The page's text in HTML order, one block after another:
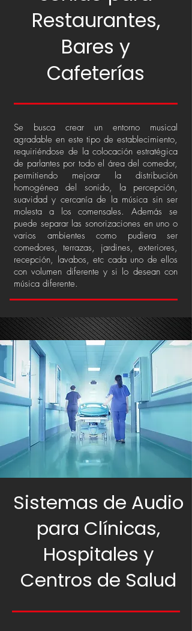
Restaurantes,
Bares y
Cafeterías
Se busca crear un entorno musical
agradable en este tipo de establecimiento,
requiriéndose de la colocación estratégica
de parlantes por todo el área del comedor,
permitiendo mejorar la distribución
homogénea del sonido, la percepción,
suavidad y cercanía de la música sin ser
molesta a los comensales. Además se
puede separar las sonorizaciones en uno o
varios ambientes como pudiera ser
comedores, terrazas, jardines, exteriores,
recepción, lavabos, etc cada uno de ellos
con volumen diferente y si lo desean con
música diferente.
Sistemas de Audio
para Clínicas,
Hospitales y
Centros de Salud